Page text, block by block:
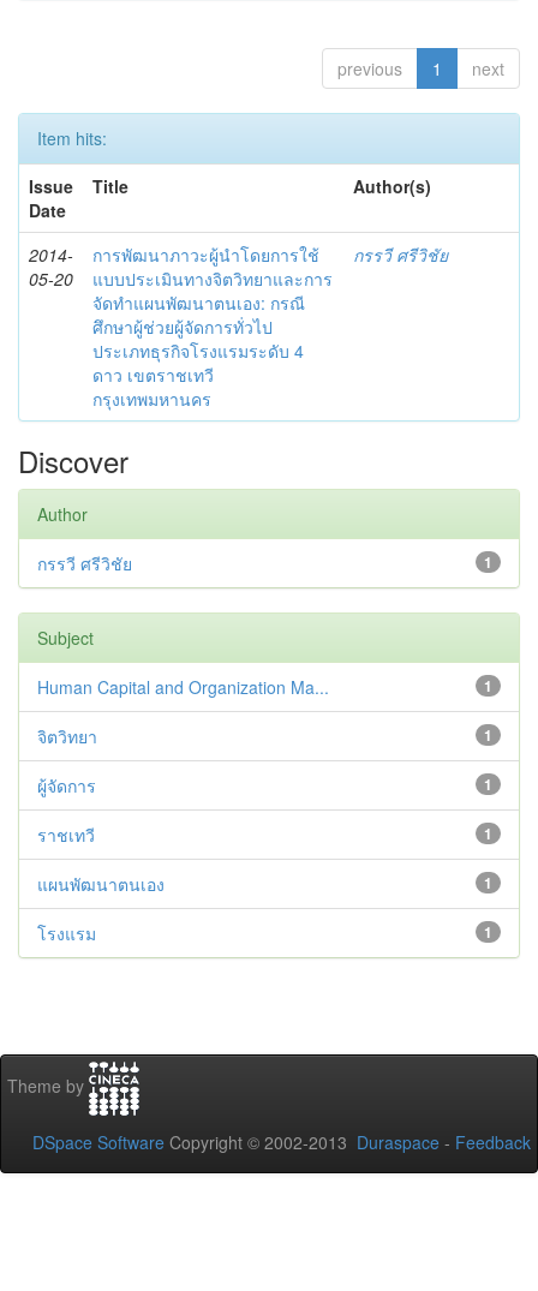
previous 1 next
Item hits:
Issue
Date
Title Author(s)
2014-
05-20
การพัฒนาภาวะผู้นำโดยการใช้
แบบประเมินทางจิตวิทยาและการ
จัดทำแผนพัฒนาตนเอง: กรณี
ศึกษาผู้ช่วยผู้จัดการทั่วไป
ประเภทธุรกิจโรงแรมระดับ 4
ดาว เขตราชเทวี
กรุงเทพมหานคร
กรรวี ศรีวิชัย
Discover
Author
1
กรรวี ศรีวิชัย
Subject
1
Human Capital and Organization Ma...
1
จิตวิทยา
1
ผู้จัดการ
1
ราชเทวี
1
แผนพัฒนาตนเอง
1
โรงแรม
Theme by
DSpace Software Copyright © 2002-2013 Duraspace - Feedback